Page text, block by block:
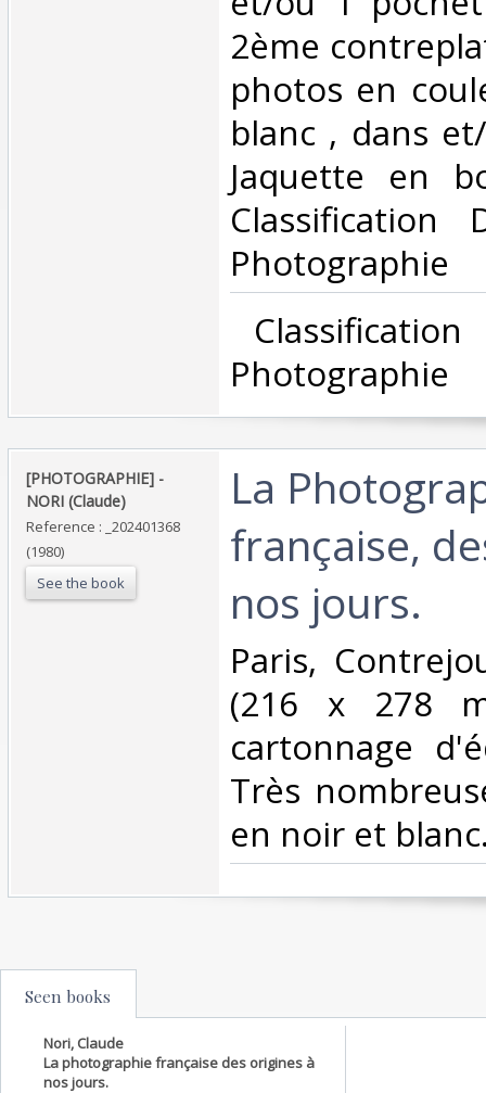
2ème
photos en
blanc , dans
Jaquette en
Classification
Photographie‎
Photographie‎
‎[PHOTOGRAPHIE] -
NORI (Claude)‎
Reference : _202401368
(1980)
See the book
‎La
française,
nos jours. ‎
‎Paris,
(216 x 278
cartonnage
Très
en noir et
Seen books
Nori, Claude
La photographie française des origines à
nos jours.